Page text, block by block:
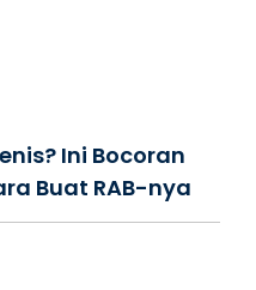
Ini Bocoran
Buat RAB-nya